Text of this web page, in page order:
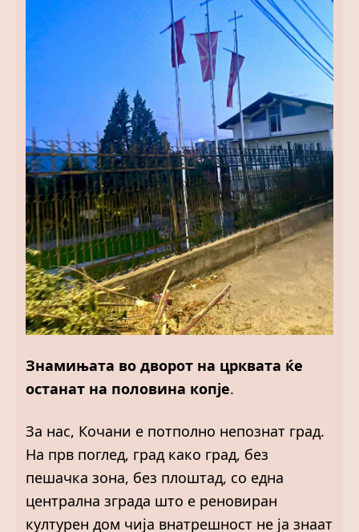
Знамињата во дворот на црквата ќе
останат на половина копје.
За нас, Кочани е потполно непознат град.
На прв поглед, град како град, без
пешачка зона, без плоштад, со една
централна зграда што е реновиран
културен дом чија внатрешност не ја знаат